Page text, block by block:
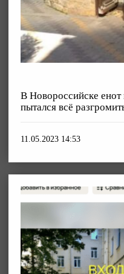
В Новороссийске
пытался всё
11.05.2023 14:53